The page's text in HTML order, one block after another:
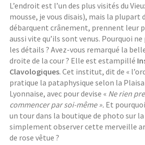
L’endroit est l’un des plus visités du
mousse, je vous disais), mais la plupart
débarquent crânement, prennent leur
aussi vite qu’ils sont venus. Pourquoi
les détails ? Avez-vous remarqué la
droite de la cour ? Elle est estampillé
Clavologiques. Cet institut, dit de «
pratique la pataphysique selon la
Lyonnaise, avec pour devise « Ne rien
commencer par soi-même ». Et
un tour dans la boutique de photo sur
simplement observer cette merveille
de rose vêtue ?